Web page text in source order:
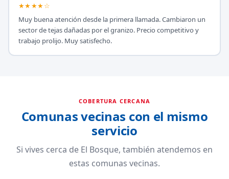
★★★★☆
Muy buena atención desde la primera llamada. Cambiaron un
sector de tejas dañadas por el granizo. Precio competitivo y
trabajo prolijo. Muy satisfecho.
COBERTURA CERCANA
Comunas vecinas con el mismo
servicio
Si vives cerca de El Bosque, también atendemos en
estas comunas vecinas.